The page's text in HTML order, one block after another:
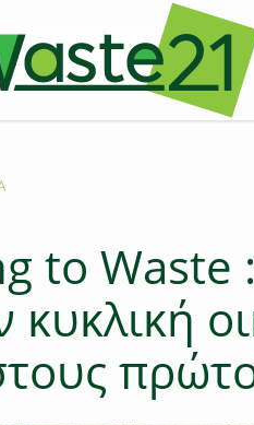
to Waste
κυκλική